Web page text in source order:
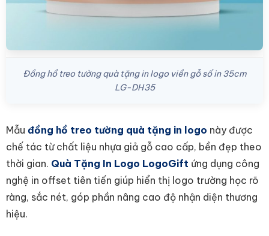
Đồng hồ treo tường quà tặng in logo viền gỗ số in 35cm
LG-DH35
Mẫu đồng hồ treo tường quà tặng in logo này được
chế tác từ chất liệu nhựa giả gỗ cao cấp, bền đẹp theo
thời gian. Quà Tặng In Logo LogoGift ứng dụng công
nghệ in offset tiên tiến giúp hiển thị logo trường học rõ
ràng, sắc nét, góp phần nâng cao độ nhận diện thương
hiệu.